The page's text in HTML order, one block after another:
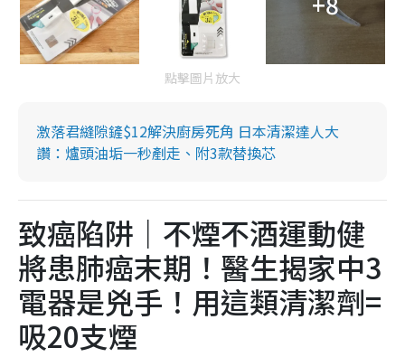
點擊圖片放大
激落君縫隙鏟$12解決廚房死角 日本清潔達人大
讚：爐頭油垢一秒剷走、附3款替換芯
致癌陷阱｜不煙不酒運動健
將患肺癌末期！醫生揭家中3
電器是兇手！用這類清潔劑=
吸20支煙